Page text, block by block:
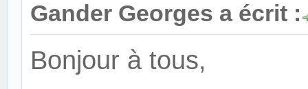
Gander Georges a écrit :
Bonjour à tous,